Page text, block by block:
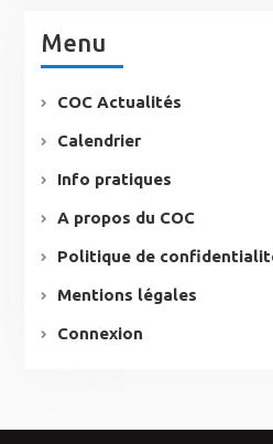
Menu
COC Actualités
Calendrier
Info pratiques
A propos du COC
Politique de
Mentions légales
Connexion